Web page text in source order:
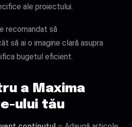
ale proiectului.
recomandat să
să ai o imagine clară asupra
bugetul eficient.
a Maxima
ului tău